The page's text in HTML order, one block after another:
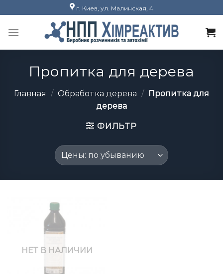
to
content
г. Киев, ул. Малинская, 4
Пропитка для дерева
Главная / Обработка дерева /
Пропитка для
дерева
ФИЛЬТР
НЕТ В НАЛИЧИИ